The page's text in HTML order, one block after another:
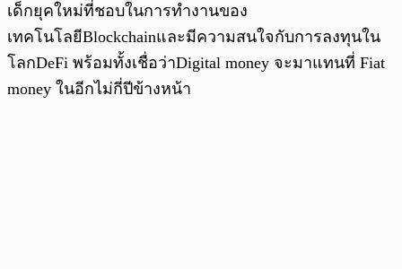
เด็กยุคใหม่ที่ชอบในการทำงานของ
เทคโนโลยีBlockchainและมีความสนใจกับการลงทุนใน
โลกDeFi พร้อมทั้งเชื่อว่าDigital money จะมาแทนที่ Fiat
money ในอีกไม่กี่ปีข้างหน้า